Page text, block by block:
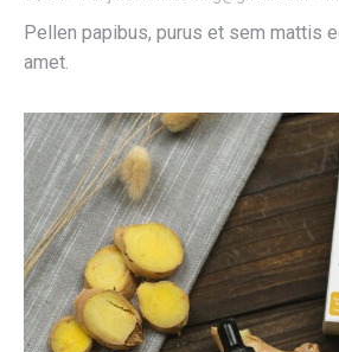
Pellen papibus, purus et sem mattis
amet.